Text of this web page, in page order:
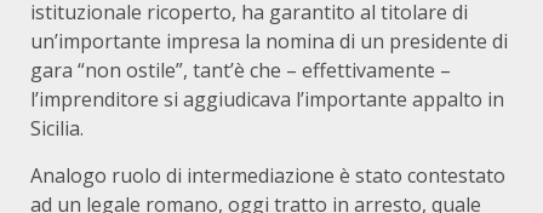
istituzionale ricoperto, ha garantito al titolare di
un’importante impresa la nomina di un presidente di
gara “non ostile”, tant’è che – effettivamente –
l’imprenditore si aggiudicava l’importante appalto in
Sicilia.
Analogo ruolo di intermediazione è stato contestato
ad un legale romano, oggi tratto in arresto, quale